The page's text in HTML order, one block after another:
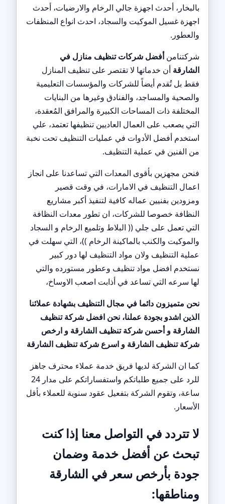
بالبخار، أحدث اجهزة جالي الرخام والارضيات، أحدث
اجهزة غسيل الموكيت والسجاد، احدث انواع المنظفات
والعطور.
شركتنامنأفضل شركات تنظيف منازل في
الشارقة أن خدماتها لا تقتصر على تنظيف المنازل
فقط بل تُقدم أيضاً للشركات والمؤسسات التعليمية
والصحية والمساجد، والفنادق وغيرها من البنايات
المختلفة ذات المساحات الكبيرة والمرافق المُعقدة،
التي يصعب على العمال العاديين تنظيفها تعتمد، علي
استخدم أفضل الأدوات في عمليات التنظيف تحت نخبة
من الفنين في عملية التنظيف.
فنحن مجهزين بأقوى المعدات التي تساعدنا على انجاز
اعمال التنظيف في الامارات، في وقت قصير
ومزودين بفنيين عماله كافية لتنفيذ أكبر مشاريع
النظافة خصوصا للشركات، ان تطور معدات النظافة
التي تعمل على جلي (( البلاط وتلميع الرخام و السجاد
والموكيت والكنب بالماكينة الرخام ))، التي سهلت في
عملية التنظيف ولان مواد التنظيف لها دور كبير
نستخدم افضل مواد تنظيف وعطور مستورده والتي
لها سرعه التي تساعد في أذابت اصعب الاوساخ،
نحن متميزون دائما في مجال التنظيف بشهادة عملائنا
الذين اشدو بجودة عملنا، نحن افضل شركة تنظيف
الشارقة و أحسن شركة تنظيف الشارقة و ارخص
شركة تنظيف الشارقة و اسرع شركة تنظيف الشارقة
كما ان الشركة لديها فريق خدمة عملاء محترف جاهز
للرد على جميع طلباتكم واستفساراتكم على مدار 24
ساعة، وتقوم الشركة بتفعيل عقود سنوية للعملاء بأقل
الأسعار.
لا تتردد في التواصل معنا إذا كنت
تبحث عن أفضل خدمة وضمان
جودة بأرخص سعر في الشارقة
ومناطقها: